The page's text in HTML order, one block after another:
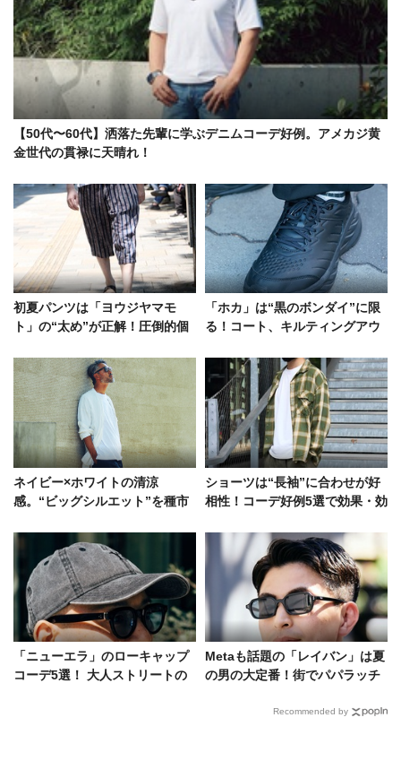
【50代〜60代】洒落た先輩に学ぶデニムコーデ好例。アメカジ黄
金世代の貫禄に天晴れ！
初夏パンツは「ヨウジヤマモ
ト」の“太め”が正解！圧倒的個
「ホカ」は“黒のボンダイ”に限
る！コート、キルティングアウ
ネイビー×ホワイトの清涼
感。“ビッグシルエット”を種市
ショーツは“長袖”に合わせが好
相性！コーデ好例5選で効果・効
「ニューエラ」のローキャップ
コーデ5選！ 大人ストリートの
Metaも話題の「レイバン」は夏
の男の大定番！街でパパラッチ
Recommended by